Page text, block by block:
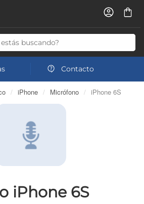
Contacto
/ iPhone / Micrófono / iPhone 6S
iPhone 6S